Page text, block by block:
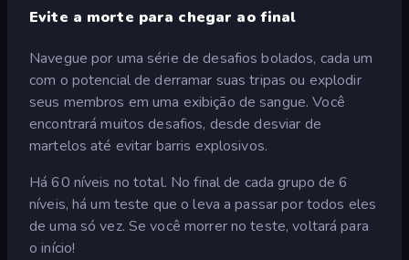
Evite a morte para chegar ao final
Navegue por uma série de desafios bolados, cada um
com o potencial de derramar suas tripas ou explodir
seus membros em uma exibição de sangue. Você
encontrará muitos desafios, desde desviar de
martelos até evitar barris explosivos.
Há 60 níveis no total. No final de cada grupo de 6
níveis, há um teste que o leva a passar por todos eles
de uma só vez. Se você morrer no teste, voltará para
o início!